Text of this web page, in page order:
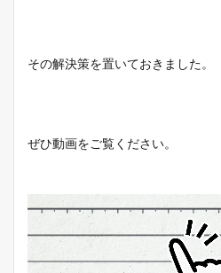
その解決策を置いておきました。
ぜひ動画をご覧ください。